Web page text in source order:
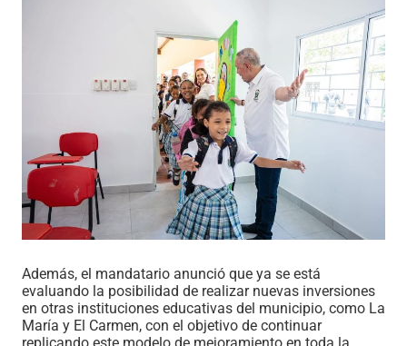
Además, el mandatario anunció que ya se está
evaluando la posibilidad de realizar nuevas inversiones
en otras instituciones educativas del municipio, como La
María y El Carmen, con el objetivo de continuar
replicando este modelo de mejoramiento en toda la